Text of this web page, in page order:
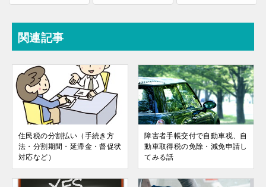
関連記事
住民税の分割払い（手続き方
法・分割期間・延滞金・督促状
対応など）
障害者手帳交付で自動車税、自
動車取得税の免除・減免申請し
てみる話